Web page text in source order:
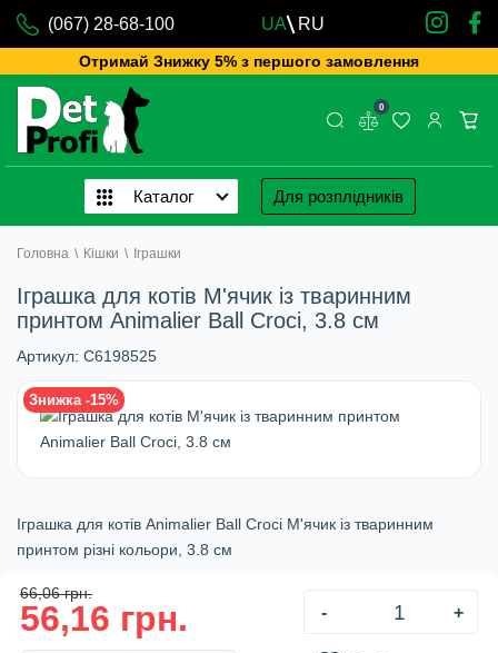
(067) 28-68-100 UA RU
Отримай Знижку 5% з першого замовлення
0
Каталог Для розплідників
Головна \ Кішки \ Іграшки
Іграшка для котів М'ячик із тваринним
принтом Animalier Ball Croci, 3.8 см
Артикул: C6198525
Знижка -15%
Іграшка для котів Animalier Ball Croci М'ячик із тваринним
принтом різні кольори, 3.8 см
66,06 грн.
56,16 грн. - +